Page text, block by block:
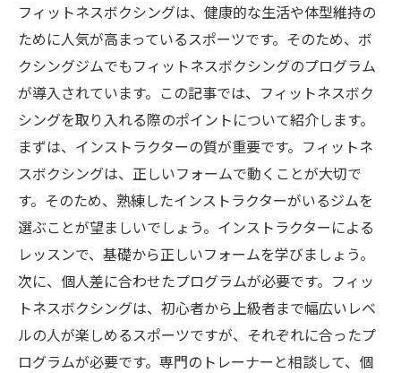
フィットネスボクシングは、健康的な生活や体型維持の
ために人気が高まっているスポーツです。そのため、ボ
クシングジムでもフィットネスボクシングのプログラム
が導入されています。この記事では、フィットネスボク
シングを取り入れる際のポイントについて紹介します。
まずは、インストラクターの質が重要です。フィットネ
スボクシングは、正しいフォームで動くことが大切で
す。そのため、熟練したインストラクターがいるジムを
選ぶことが望ましいでしょう。インストラクターによる
レッスンで、基礎から正しいフォームを学びましょう。
次に、個人差に合わせたプログラムが必要です。フィッ
トネスボクシングは、初心者から上級者まで幅広いレベ
ルの人が楽しめるスポーツですが、それぞれに合ったプ
ログラムが必要です。専門のトレーナーと相談して、個